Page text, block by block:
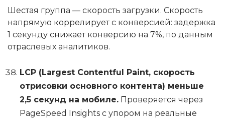
Шестая группа — скорость загрузки. Скорость
напрямую коррелирует с конверсией: задержка
1 секунду снижает конверсию на 7%, по данным
отраслевых аналитиков.
LCP (Largest Contentful Paint, скорость
отрисовки основного контента) меньше
2,5 секунд на мобиле. Проверяется через
PageSpeed Insights с упором на реальные